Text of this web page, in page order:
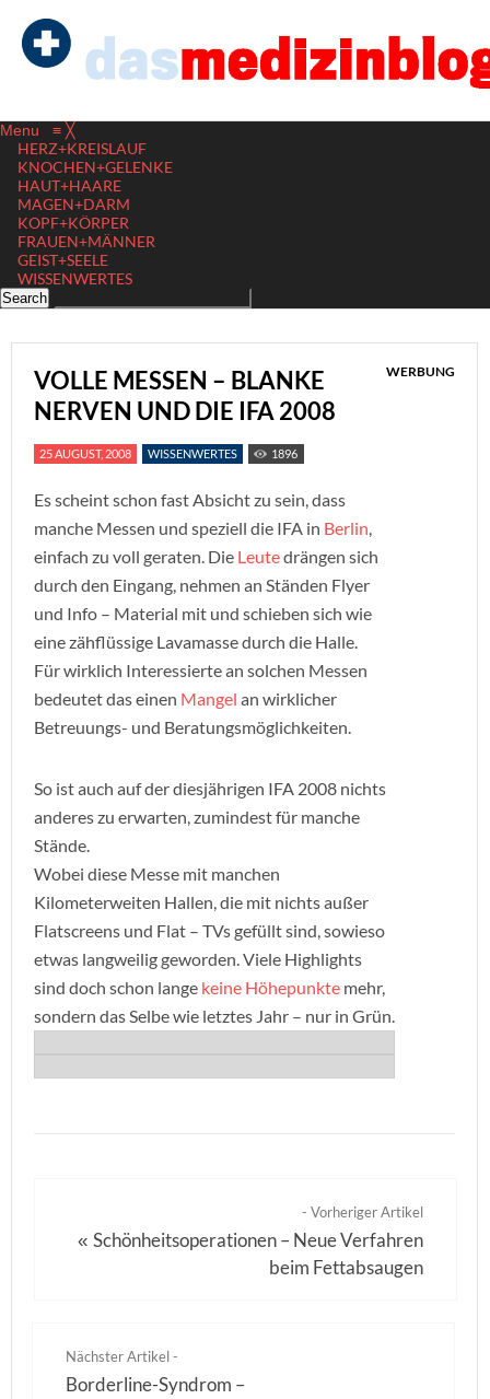
Menu ≡ ╳
HERZ+KREISLAUF
KNOCHEN+GELENKE
HAUT+HAARE
MAGEN+DARM
KOPF+KÖRPER
FRAUEN+MÄNNER
GEIST+SEELE
WISSENWERTES
VOLLE MESSEN – BLANKE
NERVEN UND DIE IFA 2008
WERBUNG
25 AUGUST, 2008 WISSENWERTES 1896
Es scheint schon fast Absicht zu sein, dass
manche Messen und speziell die IFA in Berlin,
einfach zu voll geraten. Die Leutedrängen sich
durch den Eingang, nehmen an Ständen Flyer
und Info – Material mit und schieben sich wie
eine zähflüssige Lavamasse durch die Halle.
Für wirklich Interessierte an solchen Messen
bedeutet das einen Mangel an wirklicher
Betreuungs- und Beratungsmöglichkeiten.
So ist auch auf der diesjährigen IFA 2008 nichts
anderes zu erwarten, zumindest für manche
Stände.
Wobei diese Messe mit manchen
Kilometerweiten Hallen, die mit nichts außer
Flatscreens und Flat – TVs gefüllt sind, sowieso
etwas langweilig geworden. Viele Highlights
sind doch schon lange keine Höhepunkte mehr,
sondern das Selbe wie letztes Jahr – nur in Grün.
- Vorheriger Artikel
«Schönheitsoperationen – Neue Verfahren
beim Fettabsaugen
Nächster Artikel -
Borderline-Syndrom –